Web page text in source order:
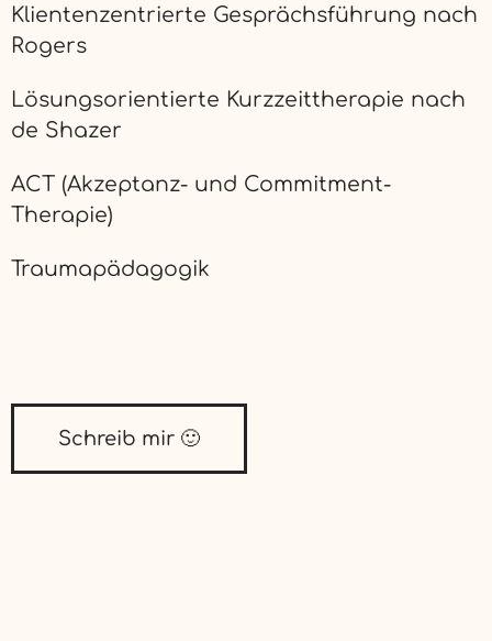
Klientenzentrierte Gesprächsführung nach
Rogers
Lösungsorientierte Kurzzeittherapie nach
de Shazer
ACT (Akzeptanz- und Commitment-
Therapie)
Traumapädagogik
Schreib mir 🙂